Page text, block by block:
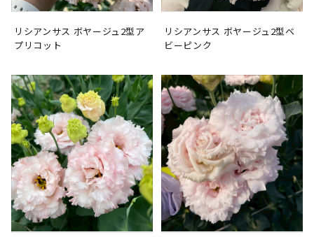
リシアンサス ボヤージュ2型ア
プリコット
リシアンサス ボヤージュ2型ベ
ビーピンク